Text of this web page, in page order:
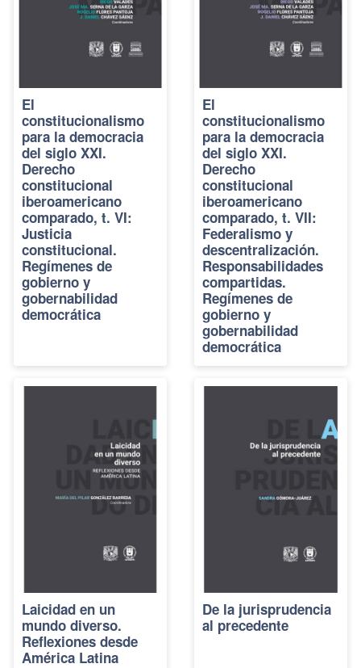
El
constitucionalismo
para la democracia
del siglo XXI.
Derecho
constitucional
iberoamericano
comparado, t. VI:
Justicia
constitucional.
Regímenes de
gobierno y
gobernabilidad
democrática
El
constitucionalismo
para la democracia
del siglo XXI.
Derecho
constitucional
iberoamericano
comparado, t. VII:
Federalismo y
descentralización.
Responsabilidades
compartidas.
Regímenes de
gobierno y
gobernabilidad
democrática
Laicidad en un
mundo diverso.
Reflexiones desde
América Latina
De la jurisprudencia
al precedente